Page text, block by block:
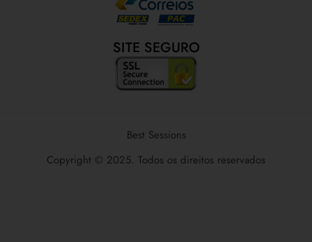
SITE SEGURO
Best Sessions
Copyright © 2025. Todos os direitos reservados